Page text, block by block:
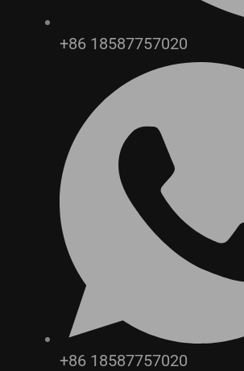
+86 18587757020
+86 18587757020